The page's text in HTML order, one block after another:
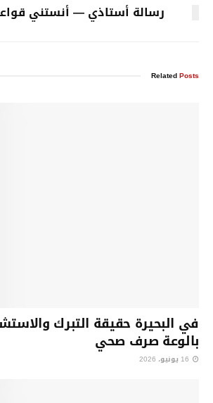
رسالة أستاذي — أنستني
RelatedPosts
في البحيرة حقيقة التبرك
بالوعة صرف صحي